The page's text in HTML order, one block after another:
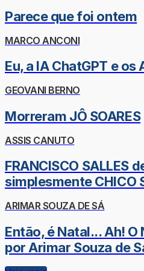
Parece que foi ontem
MARCO ANCONI
Eu, a IA ChatGPT e os
GEOVANI BERNO
Morreram JÔ SOARES
ASSIS CANUTO
FRANCISCO SALLES
simplesmente CHICO
ARIMAR SOUZA DE SÁ
Então, é Natal... Ah!
por Arimar Souza de